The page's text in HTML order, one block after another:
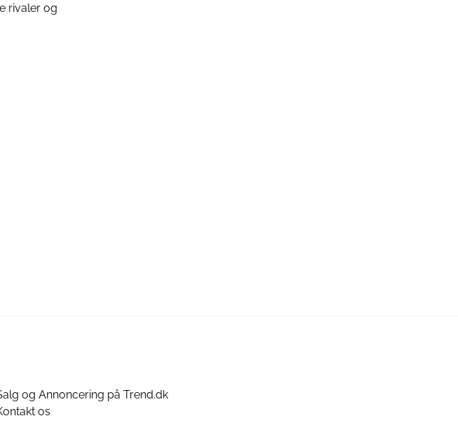
rivaler og
og Annoncering på Trend.dk
os